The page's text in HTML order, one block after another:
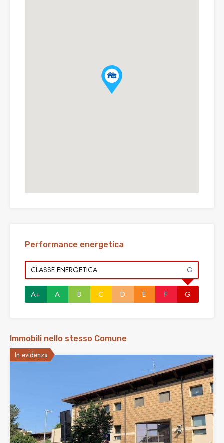
Performance energetica
CLASSE ENERGETICA: G
A+ A B C D E F G
Immobili nello stesso Comune
In evidenza